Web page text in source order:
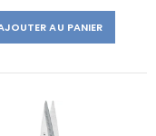
AU PANIER